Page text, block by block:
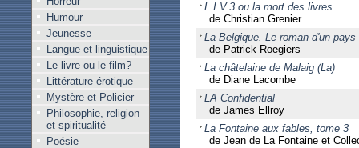
Humour
Jeunesse
Langue et linguistique
Le livre ou le film?
Littérature érotique
Mystère et Policier
Philosophie, religion
et spiritualité
Poésie
L.I.V.3 ou la mort des livres
de Christian Grenier
La Belgique. Le roman d'un pays
de Patrick Roegiers
La châtelaine de Malaig (La)
de Diane Lacombe
LA Confidential
de James Ellroy
La Fontaine aux fables, tome 3
de Jean de La Fontaine et